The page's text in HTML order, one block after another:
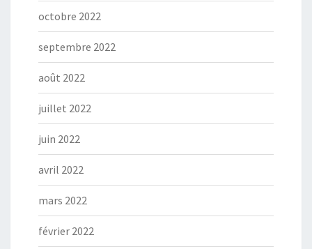
octobre 2022
septembre 2022
août 2022
juillet 2022
juin 2022
avril 2022
mars 2022
février 2022